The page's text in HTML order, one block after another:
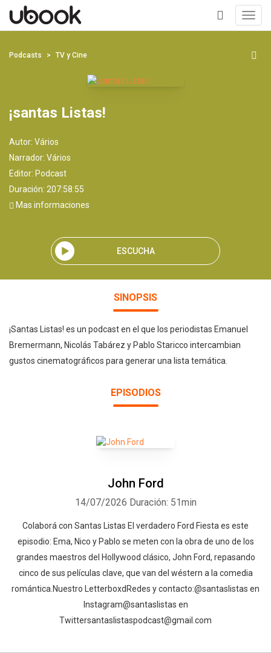
+
Podcasts TV y Cine
¡santas Listas!
Autor: Vários
Narrador: Vários
Editor: Podcast
Duración: 207:58:55
Mas informaciones
ESCUCHA
SINOPSIS
¡Santas Listas! es un podcast en el que los periodistas Emanuel
Bremermann, Nicolás Tabárez y Pablo Staricco intercambian
gustos cinematográficos para generar una lista temática.
EPISODIOS
John Ford
14/07/2026 Duración: 51min
⁠⁠⁠⁠⁠⁠Colaborá con Santas Listas⁠⁠⁠⁠⁠⁠⁠⁠⁠⁠⁠⁠ ⁠⁠⁠El verdadero Ford Fiesta es este
episodio: Ema, Nico y Pablo se meten con la obra de uno de los
grandes maestros del Hollywood clásico, John Ford, repasando
cinco de sus películas clave, que van del wéstern a la comedia
romántica.⁠Nuestro Letterboxd⁠⁠⁠⁠⁠⁠⁠⁠⁠⁠⁠⁠⁠⁠⁠⁠⁠⁠⁠⁠⁠⁠⁠⁠⁠⁠⁠⁠⁠⁠⁠⁠⁠⁠⁠⁠⁠⁠⁠⁠⁠⁠Redes y contacto:⁠⁠⁠⁠⁠⁠⁠⁠⁠⁠⁠⁠⁠⁠⁠⁠⁠⁠⁠⁠⁠⁠⁠⁠⁠⁠⁠⁠⁠⁠⁠⁠⁠⁠⁠⁠⁠⁠⁠⁠⁠⁠@santaslistas⁠⁠⁠⁠⁠⁠⁠⁠⁠⁠⁠⁠⁠⁠⁠⁠⁠⁠⁠⁠⁠⁠⁠⁠⁠⁠⁠⁠⁠⁠⁠⁠⁠⁠⁠⁠⁠⁠⁠⁠⁠⁠ en
Instagram⁠⁠⁠⁠⁠⁠⁠⁠⁠⁠⁠⁠⁠⁠⁠⁠⁠⁠⁠⁠⁠⁠⁠⁠⁠⁠⁠⁠⁠⁠⁠⁠⁠⁠⁠⁠⁠⁠⁠⁠⁠⁠@santaslistas⁠⁠⁠⁠⁠⁠⁠⁠⁠⁠⁠⁠⁠⁠⁠⁠⁠⁠⁠⁠⁠⁠ en
Twitter⁠⁠⁠⁠⁠⁠⁠⁠⁠⁠⁠⁠⁠⁠⁠⁠⁠⁠⁠⁠⁠⁠⁠⁠⁠⁠⁠⁠⁠⁠⁠⁠⁠⁠⁠⁠⁠⁠⁠⁠⁠⁠santaslistaspodcast@gmail.com⁠